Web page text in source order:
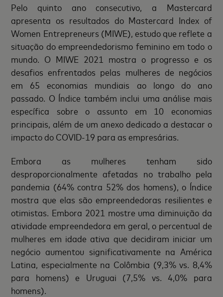
Pelo quinto ano consecutivo, a Mastercard
apresenta os resultados do Mastercard Index of
Women Entrepreneurs (MIWE), estudo que reflete a
situação do empreendedorismo feminino em todo o
mundo. O MIWE 2021 mostra o progresso e os
desafios enfrentados pelas mulheres de negócios
em 65 economias mundiais ao longo do ano
passado. O Índice também inclui uma análise mais
específica sobre o assunto em 10 economias
principais, além de um anexo dedicado a destacar o
impacto do COVID-19 para as empresárias.
Embora as mulheres tenham sido
desproporcionalmente afetadas no trabalho pela
pandemia (64% contra 52% dos homens), o Índice
mostra que elas são empreendedoras resilientes e
otimistas. Embora 2021 mostre uma diminuição da
atividade empreendedora em geral, o percentual de
mulheres em idade ativa que decidiram iniciar um
negócio aumentou significativamente na América
Latina, especialmente na Colômbia (9,3% vs. 8,4%
para homens) e Uruguai (7,5% vs. 4,0% para
homens).